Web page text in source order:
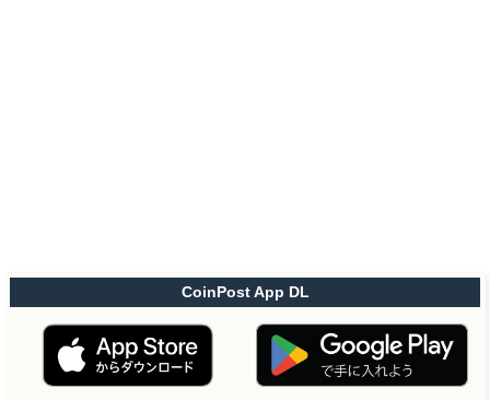
CoinPost App DL